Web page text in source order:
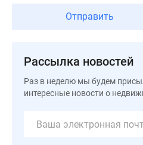
Контакты
Реклама
Отправить
Рассылка новостей
Раз в неделю мы будем
интересные новости о